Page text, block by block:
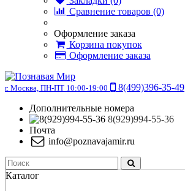
Сравнение товаров (0)
Оформление заказа
Корзина покупок
Оформление заказа
г. Москва, ПН-ПТ 10:00-19:00
8(499)396-35-49
Дополнительные номера
8(929)994-55-36
Почта
info@poznavajamir.ru
Каталог